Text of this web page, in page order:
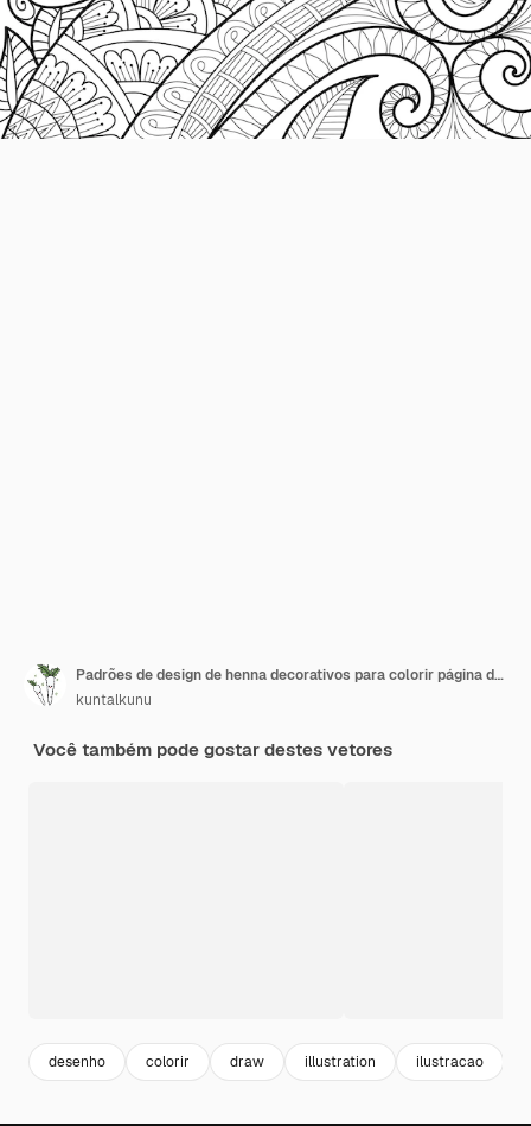
Padrões de design de henna decorativos para colorir página do livro
kuntalkunu
Você também pode gostar destes vetores
desenho colorir draw illustration ilustracao